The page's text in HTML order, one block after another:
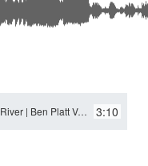
River | Ben Platt Version | Cover / 2021 3:10